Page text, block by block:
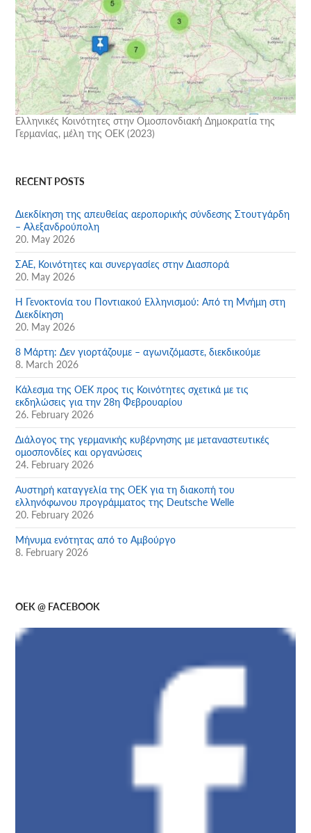
Ελληνικές Κοινότητες στην Ομοσπονδιακή Δημοκρατία της
Γερμανίας, μέλη της ΟΕΚ (2023)
RECENT POSTS
Διεκδίκηση της απευθείας αεροπορικής σύνδεσης Στουτγάρδη
– Αλεξανδρούπολη
20. May 2026
ΣΑΕ, Κοινότητες και συνεργασίες στην Διασπορά
20. May 2026
Η Γενοκτονία του Ποντιακού Ελληνισμού: Από τη Μνήμη στη
Διεκδίκηση
20. May 2026
8 Μάρτη: Δεν γιορτάζουμε – αγωνιζόμαστε, διεκδικούμε
8. March 2026
Κάλεσμα της ΟΕΚ προς τις Κοινότητες σχετικά με τις
εκδηλώσεις για την 28η Φεβρουαρίου
26. February 2026
Διάλογος της γερμανικής κυβέρνησης με μεταναστευτικές
ομοσπονδίες και οργανώσεις
24. February 2026
Αυστηρή καταγγελία της ΟΕΚ για τη διακοπή του
ελληνόφωνου προγράμματος της Deutsche Welle
20. February 2026
Μήνυμα ενότητας από το Αμβούργο
8. February 2026
OEK @ FACEBOOK